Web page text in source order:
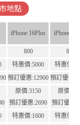
地點
iPhone 16Plus iPhone 16
800
800
特惠價:5000
特惠價
預訂優惠:12900 預訂優惠
原價:3150
預訂優惠:2690
原價
預訂優惠
特惠價:1600
特惠價